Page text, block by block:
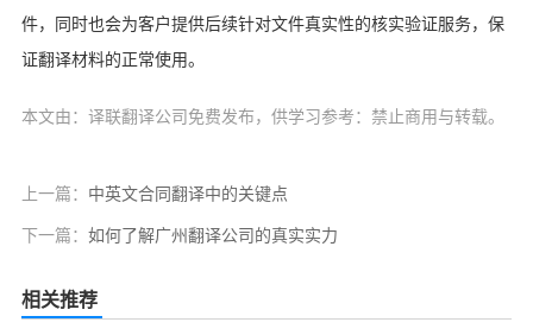
件，同时也会为客户提供后续针对文件真实性的核实验证服务，保
证翻译材料的正常使用。
本文由：译联翻译公司免费发布，供学习参考：禁止商用与转载。
上一篇： 中英文合同翻译中的关键点
下一篇： 如何了解广州翻译公司的真实实力
相关推荐